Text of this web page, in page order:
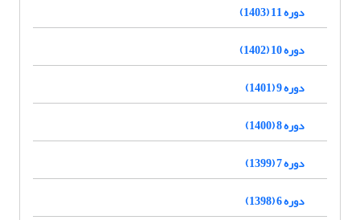
دوره 11 (1403)
دوره 10 (1402)
دوره 9 (1401)
دوره 8 (1400)
دوره 7 (1399)
دوره 6 (1398)